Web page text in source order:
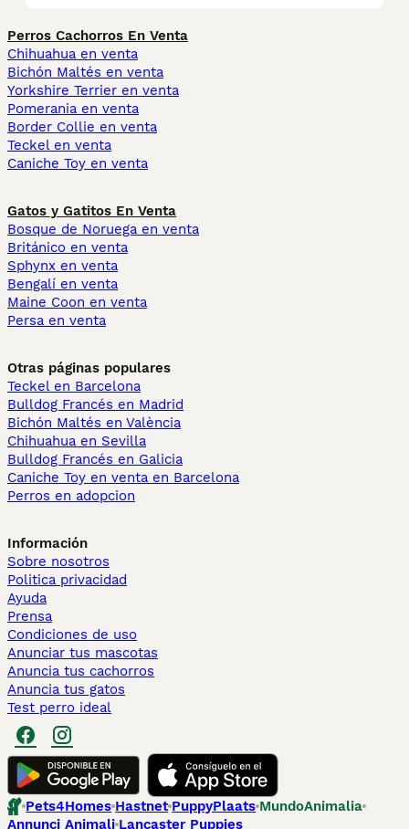
Perros Cachorros En Venta
Chihuahua en venta
Bichón Maltés en venta
Yorkshire Terrier en venta
Pomerania en venta
Border Collie en venta
Teckel en venta
Caniche Toy en venta
Gatos y Gatitos En Venta
Bosque de Noruega en venta
Británico en venta
Sphynx en venta
Bengalí en venta
Maine Coon en venta
Persa en venta
Otras páginas populares
Teckel en Barcelona
Bulldog Francés en Madrid
Bichón Maltés en València
Chihuahua en Sevilla
Bulldog Francés en Galicia
Caniche Toy en venta en Barcelona
Perros en adopcion
Información
Sobre nosotros
Politica privacidad
Ayuda
Prensa
Condiciones de uso
Anunciar tus mascotas
Anuncia tus cachorros
Anuncia tus gatos
Test perro ideal
Pets4Homes Hastnet PuppyPlaats MundoAnimalia
Annunci Animali Lancaster Puppies